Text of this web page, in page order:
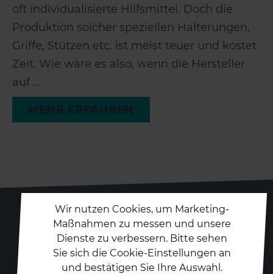
oft individualisierte Hilfsmittel. Doch die
Produktion solcher speziellen Halterungen,
Griffe, Stützen etc. ist meist teuer und kostet
Zeit. Wie wäre es also, wenn die Hersteller
auf ...
Folgen Sie uns auf
Wir nutzen Cookies, um Marketing-
Maßnahmen zu messen und unsere
Dienste zu verbessern. Bitte sehen
Sie sich die Cookie-Einstellungen an
und bestätigen Sie Ihre Auswahl.